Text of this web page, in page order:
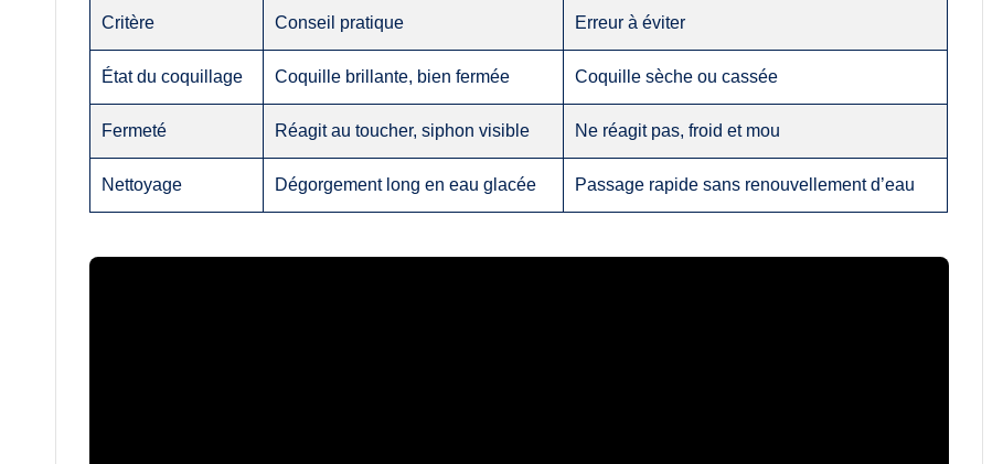
Critère Conseil pratique Erreur à éviter
État du coquillage Coquille brillante, bien fermée Coquille sèche ou cassée
Fermeté Réagit au toucher, siphon visible Ne réagit pas, froid et mou
Nettoyage Dégorgement long en eau glacée Passage rapide sans renouvellement d’eau